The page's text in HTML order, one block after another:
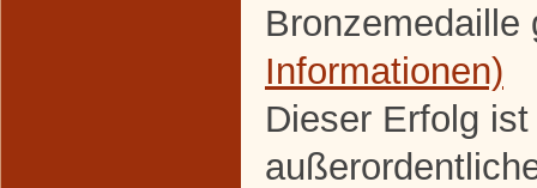
Bronzemedaille
Informationen)
Dieser Erfolg